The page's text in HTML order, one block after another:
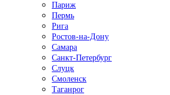
Париж
Пермь
Рига
Ростов-на-Дону
Самара
Санкт-Петербург
Слуцк
Смоленск
Таганрог